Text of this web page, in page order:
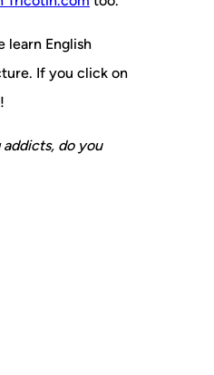
learn English
If you click on
do you